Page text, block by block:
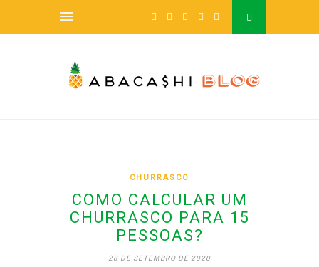
CHURRASCO
COMO CALCULAR UM
CHURRASCO PARA 15
PESSOAS?
28 DE SETEMBRO DE 2020